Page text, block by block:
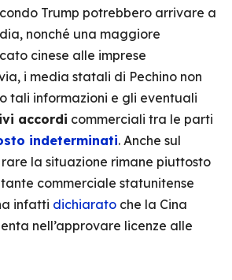
Trump potrebbero arrivare a
nonché una maggiore
cinese alle imprese
i media statali di Pechino non
tali informazioni e gli eventuali
accordi commerciali tra le parti
indeterminati. Anche sul
la situazione rimane piuttosto
commerciale statunitense
infatti dichiarato che la Cina
nell’approvare licenze alle